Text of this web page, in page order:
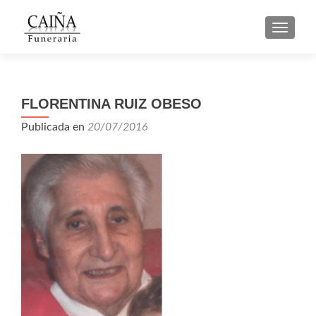
FLORENTINA RUIZ OBESO
Publicada en 20/07/2016